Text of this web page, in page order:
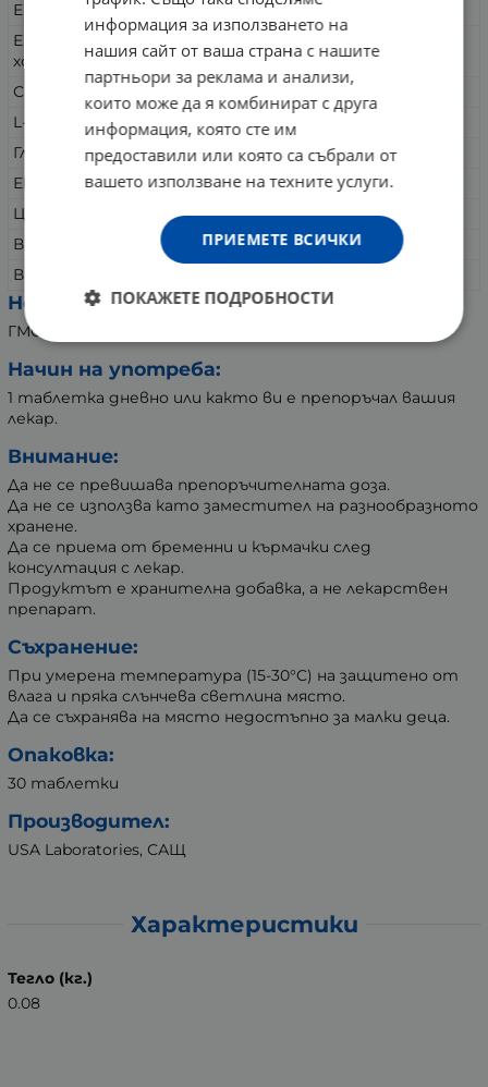
Екстракт от пигеум
100 mg
Екстракт от
хортензия
85 mg
Силиций
85 mg
L-аргинин
67 mg
Глутаминова киселина
68 mg
Екстракт от женшен
67 mg
Цинк
15 mg
Витамин A
5000 IU
Витамин E
Не съдържа:
ГМО, глутен.
Начин на употреба:
1 таблетка дневно или както ви е препоръчал вашия
лекар.
Внимание:
Да не се превишава препоръчителната доза.
Да не се използва като заместител на разнообразното
хранене.
Да се приема от бременни и кърмачки след
консултация с лекар.
Продуктът е хранителна добавка, а не лекарствен
препарат.
Съхранение:
При умерена температура (15-30°C) на защитено от
влага и пряка слънчева светлина място.
Да се съхранява на място недостъпно за малки деца.
Опаковка:
30 таблетки
Производител:
USA Laboratories, САЩ
Характеристики
Тегло (кг.)
0.08
информация за използването на
нашия сайт от ваша страна с нашите
партньори за реклама и анализи,
които може да я комбинират с друга
информация, която сте им
предоставили или която са събрали от
вашето използване на техните услуги.
ПРИЕМЕТЕ ВСИЧКИ
ПОКАЖЕТЕ ПОДРОБНОСТИ